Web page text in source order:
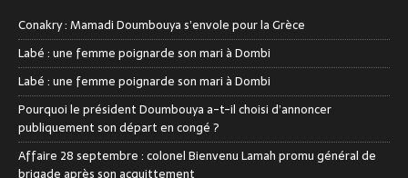
Conakry : Mamadi Doumbouya s’envole pour la Grèce
Labé : une femme poignarde son mari à Dombi
Labé : une femme poignarde son mari à Dombi
Pourquoi le président Doumbouya a-t-il choisi d’annoncer
publiquement son départ en congé ?
Affaire 28 septembre : colonel Bienvenu Lamah promu général de
brigade après son acquittement